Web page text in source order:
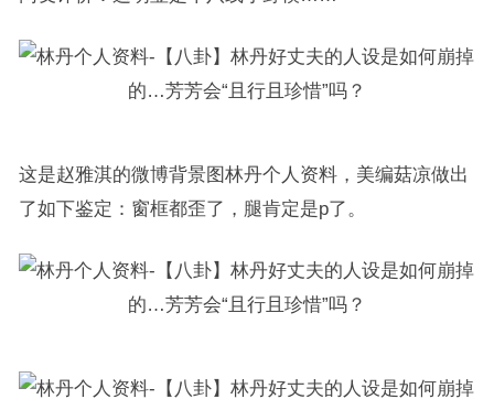
这是赵雅淇的微博背景图林丹个人资料，美编菇凉做出
了如下鉴定：窗框都歪了，腿肯定是p了。